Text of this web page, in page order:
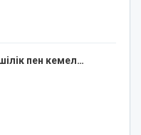
пен кемел…